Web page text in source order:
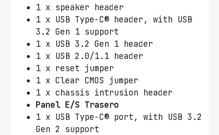
1 x speaker header
1 x USB Type-C® header, with USB
3.2 Gen 1 support
1 x USB 3.2 Gen 1 header
1 x USB 2.0/1.1 header
1 x reset jumper
1 x Clear CMOS jumper
1 x chassis intrusion header
Panel E/S Trasero
1 x USB Type-C® port, with USB 3.2
Gen 2 support